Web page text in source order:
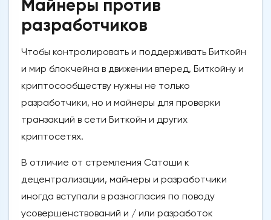
Майнеры против
разработчиков
Чтобы контролировать и поддерживать Биткойн
и мир блокчейна в движении вперед, Биткойну и
криптосообществу нужны не только
разработчики, но и майнеры для проверки
транзакций в сети Биткойн и других
криптосетях.
В отличие от стремления Сатоши к
децентрализации, майнеры и разработчики
иногда вступали в разногласия по поводу
усовершенствований и / или разработок